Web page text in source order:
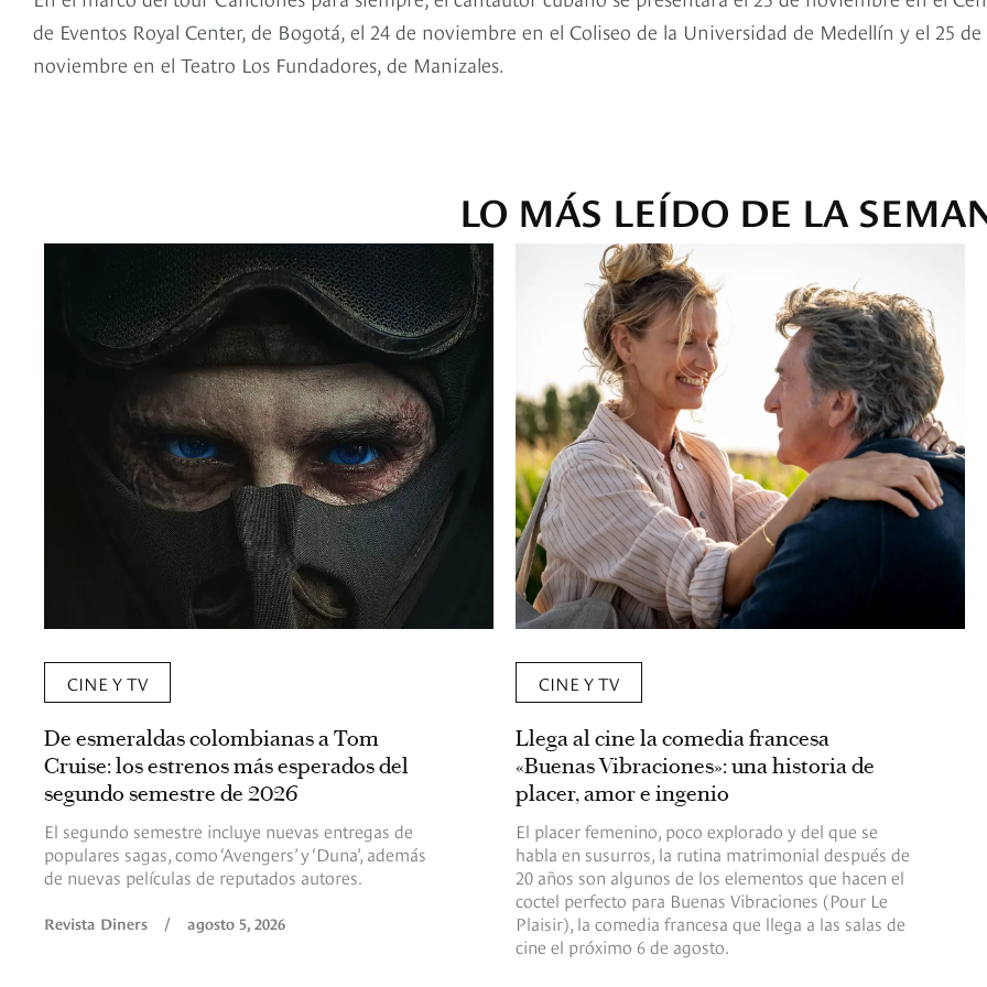
de Eventos Royal Center, de Bogotá, el 24 de noviembre en el Coliseo de la Universidad de Medellín y el 25 de
noviembre en el Teatro Los Fundadores, de Manizales.
LO MÁS LEÍDO DE LA
CINE Y TV
De esmeraldas colombianas a Tom
Cruise: los estrenos más esperados del
segundo semestre de 2026
El segundo semestre incluye nuevas entregas de
populares sagas, como ‘Avengers’ y ‘Duna’, además
de nuevas películas de reputados autores.
Revista Diners / agosto 5, 2026
CINE Y TV
Llega al cine la comedia francesa
«Buenas Vibraciones»: una historia de
placer, amor e ingenio
El placer femenino, poco explorado y del que se
habla en susurros, la rutina matrimonial después de
20 años son algunos de los elementos que hacen el
coctel perfecto para Buenas Vibraciones (Pour Le
Plaisir), la comedia francesa que llega a las salas de
cine el próximo 6 de agosto.